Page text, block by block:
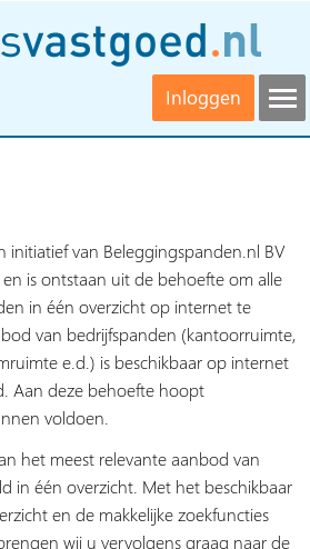
Inloggen
initiatief van Beleggingspanden.nl BV
en is ontstaan uit de behoefte om alle
in één overzicht op internet te
van bedrijfspanden (kantoorruimte,
e.d.) is beschikbaar op internet
Aan deze behoefte hoopt
voldoen.
het meest relevante aanbod van
in één overzicht. Met het beschikbaar
en de makkelijke zoekfuncties
wij u vervolgens graag naar de